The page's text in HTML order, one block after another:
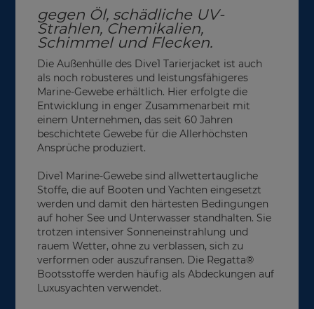
gegen Öl, schädliche UV-
Strahlen, Chemikalien,
Schimmel und Flecken.
Die Außenhülle des Dive1 Tarierjacket ist auch
als noch robusteres und leistungsfähigeres
Marine-Gewebe erhältlich. Hier erfolgte die
Entwicklung in enger Zusammenarbeit mit
einem Unternehmen, das seit 60 Jahren
beschichtete Gewebe für die Allerhöchsten
Ansprüche produziert.
Dive1 Marine-Gewebe sind allwettertaugliche
Stoffe, die auf Booten und Yachten eingesetzt
werden und damit den härtesten Bedingungen
auf hoher See und Unterwasser standhalten. Sie
trotzen intensiver Sonneneinstrahlung und
rauem Wetter, ohne zu verblassen, sich zu
verformen oder auszufransen. Die Regatta®
Bootsstoffe werden häufig als Abdeckungen auf
Luxusyachten verwendet.